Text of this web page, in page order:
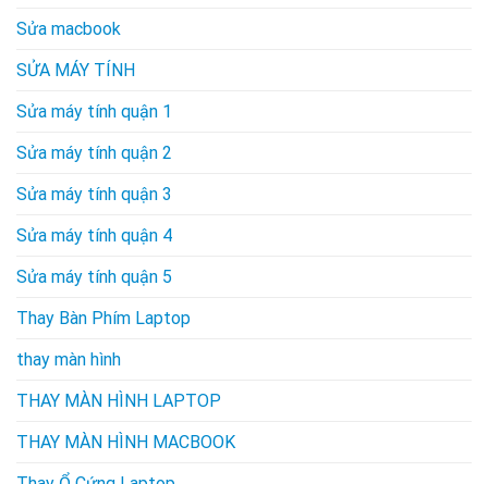
Sửa macbook
SỬA MÁY TÍNH
Sửa máy tính quận 1
Sửa máy tính quận 2
Sửa máy tính quận 3
Sửa máy tính quận 4
Sửa máy tính quận 5
Thay Bàn Phím Laptop
thay màn hình
THAY MÀN HÌNH LAPTOP
THAY MÀN HÌNH MACBOOK